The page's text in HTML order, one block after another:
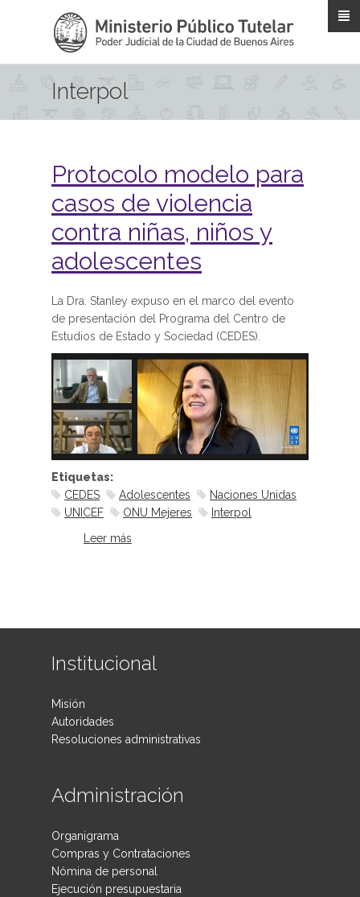
Interpol
Protocolo modelo para
casos de violencia
contra niñas, niños y
adolescentes
La Dra. Stanley expuso en el marco del evento
de presentación del Programa del Centro de
Estudios de Estado y Sociedad (CEDES).
Etiquetas:
CEDES
Adolescentes
Naciones Unidas
UNICEF
ONU Mejeres
Interpol
Leer más
Institucional
Misión
Autoridades
Resoluciones administrativas
Administración
Organigrama
Compras y Contrataciones
Nómina de personal
Ejecución presupuestaria